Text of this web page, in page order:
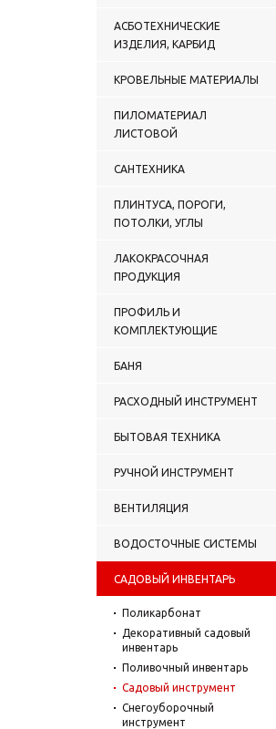
АСБОТЕХНИЧЕСКИЕ
ИЗДЕЛИЯ, КАРБИД
КРОВЕЛЬНЫЕ МАТЕРИАЛЫ
ПИЛОМАТЕРИАЛ
ЛИСТОВОЙ
САНТЕХНИКА
ПЛИНТУСА, ПОРОГИ,
ПОТОЛКИ, УГЛЫ
ЛАКОКРАСОЧНАЯ
ПРОДУКЦИЯ
ПРОФИЛЬ И
КОМПЛЕКТУЮЩИЕ
БАНЯ
РАСХОДНЫЙ ИНСТРУМЕНТ
БЫТОВАЯ ТЕХНИКА
РУЧНОЙ ИНСТРУМЕНТ
ВЕНТИЛЯЦИЯ
ВОДОСТОЧНЫЕ СИСТЕМЫ
САДОВЫЙ ИНВЕНТАРЬ
Поликарбонат
Декоративный садовый
инвентарь
Поливочный инвентарь
Садовый инструмент
Снегоуборочный
инструмент